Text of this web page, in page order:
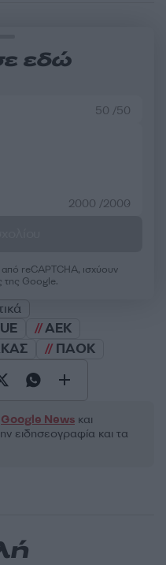
εδώ
50 /50
2000 /2000
από reCAPTCHA, ισχύουν
της Google.
ΑΕΚ
ΠΑΟΚ
Google News και
ειδησεογραφία και τα